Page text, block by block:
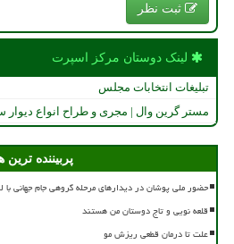
ثبت نظر
لینک دوستان مركز اسپرت
تبلیغات انتخابات مجلس
مستر گرین وال | مجری و طراح انواع دیوار
پربیننده ترین
حضور ملی پوشان در دیدارهای مرحله گروهی جام جهانی
قلعه نویی و تاج دوستان من هستند
علت تا درمان قطعی ریزش مو